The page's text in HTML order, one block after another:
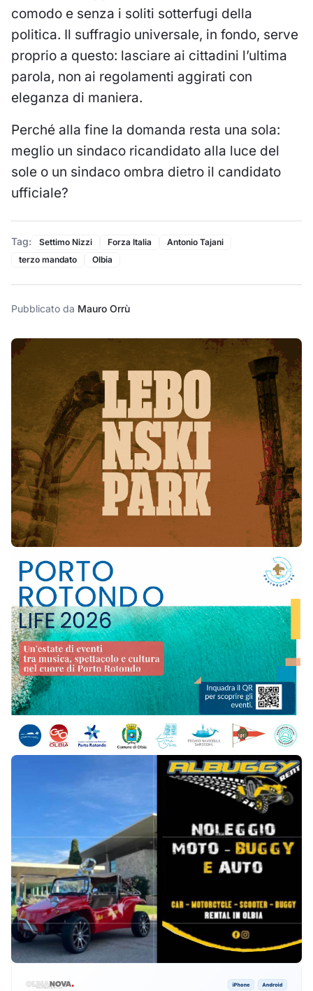
comodo e senza i soliti sotterfugi della
politica. Il suffragio universale, in fondo, serve
proprio a questo: lasciare ai cittadini l’ultima
parola, non ai regolamenti aggirati con
eleganza di maniera.
Perché alla fine la domanda resta una sola:
meglio un sindaco ricandidato alla luce del
sole o un sindaco ombra dietro il candidato
ufficiale?
Tag: Settimo Nizzi Forza Italia
Antonio Tajani
terzo mandato
Olbia
Pubblicato da Mauro Orrù